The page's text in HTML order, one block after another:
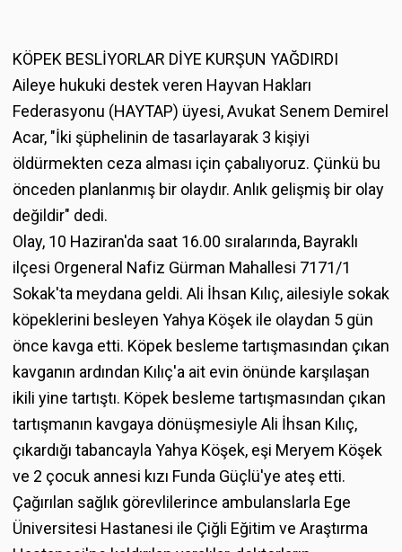
KÖPEK BESLİYORLAR DİYE KURŞUN YAĞDIRDI
Aileye hukuki destek veren Hayvan Hakları
Federasyonu (HAYTAP) üyesi, Avukat Senem Demirel
Acar, "İki şüphelinin de tasarlayarak 3 kişiyi
öldürmekten ceza alması için çabalıyoruz. Çünkü bu
önceden planlanmış bir olaydır. Anlık gelişmiş bir olay
değildir" dedi.
Olay, 10 Haziran'da saat 16.00 sıralarında, Bayraklı
ilçesi Orgeneral Nafiz Gürman Mahallesi 7171/1
Sokak'ta meydana geldi. Ali İhsan Kılıç, ailesiyle sokak
köpeklerini besleyen Yahya Köşek ile olaydan 5 gün
önce kavga etti. Köpek besleme tartışmasından çıkan
kavganın ardından Kılıç'a ait evin önünde karşılaşan
ikili yine tartıştı. Köpek besleme tartışmasından çıkan
tartışmanın kavgaya dönüşmesiyle Ali İhsan Kılıç,
çıkardığı tabancayla Yahya Köşek, eşi Meryem Köşek
ve 2 çocuk annesi kızı Funda Güçlü'ye ateş etti.
Çağırılan sağlık görevlilerince ambulanslarla Ege
Üniversitesi Hastanesi ile Çiğli Eğitim ve Araştırma